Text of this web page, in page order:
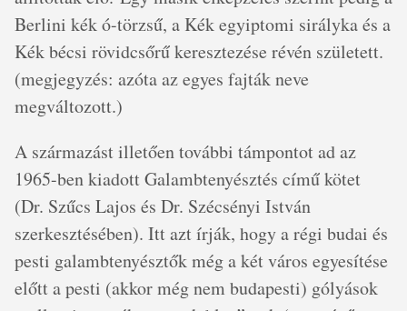
Berlini kék ó-törzsű, a Kék egyiptomi sirályka és a
Kék bécsi rövidcsőrű keresztezése révén született.
(megjegyzés: azóta az egyes fajták neve
megváltozott.)
A származást illetően további támpontot ad az
1965-ben kiadott Galambtenyésztés című kötet
(Dr. Szűcs Lajos és Dr. Szécsényi István
szerkesztésében). Itt azt írják, hogy a régi budai és
pesti galambtenyésztők még a két város egyesítése
előtt a pesti (akkor még nem budapesti) gólyások